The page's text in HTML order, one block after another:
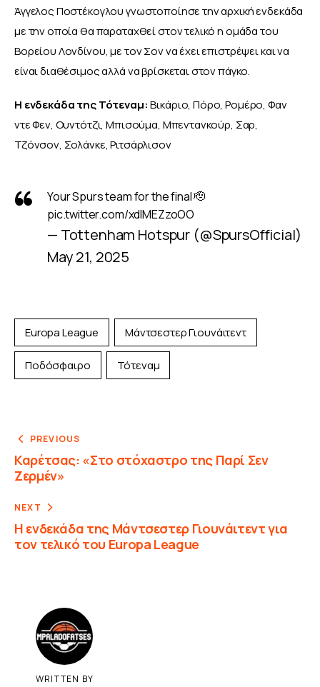
Άγγελος Ποστέκογλου γνωστοποίησε την αρχική ενδεκάδα
με την οποία θα παραταχθεί στον τελικό η ομάδα του
Βορείου Λονδίνου, με τον Σον να έχει επιστρέψει και να
είναι διαθέσιμος αλλά να βρίσκεται στον πάγκο.
Η ενδεκάδα της Τότεναμ: Βικάριο, Πόρο, Ρομέρο, Φαν
ντε Φεν, Ουντότζι, Μπισούμα, Μπεντανκούρ, Σαρ,
Τζόνσον, Σολάνκε, Ριτσάρλισον
Your Spurs team for the final 🫡
pic.twitter.com/xdlMEZzoOO
— Tottenham Hotspur (@SpursOfficial)
May 21, 2025
Europa League Μάντσεστερ Γιουνάιτεντ
Ποδόσφαιρο Τότεναμ
PREVIOUS
Καρέτσας: «Στο στόχαστρο της Παρί Σεν
Ζερμέν»
NEXT
Η ενδεκάδα της Μάντσεστερ Γιουνάιτεντ για
τον τελικό του Europa League
WRITTEN BY